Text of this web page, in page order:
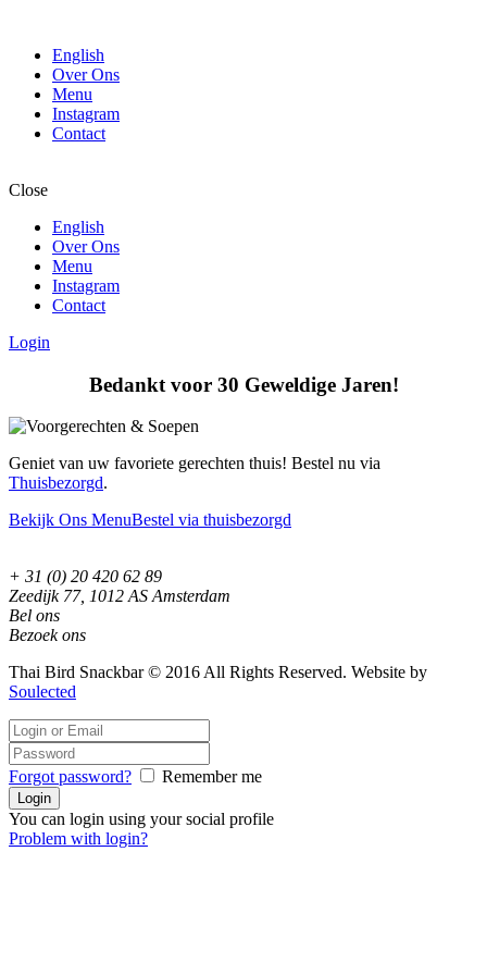
English
Over Ons
Menu
Instagram
Contact
Close
English
Over Ons
Menu
Instagram
Contact
Login
Bedankt voor 30 Geweldige Jaren!
Geniet van uw favoriete gerechten thuis! Bestel nu via
Thuisbezorgd.
Bekijk Ons MenuBestel via thuisbezorgd
+ 31 (0) 20 420 62 89
Zeedijk 77, 1012 AS Amsterdam
Bel ons
Bezoek ons
Thai Bird Snackbar © 2016 All Rights Reserved. Website by
Soulected
Forgot password? Remember me
You can login using your social profile
Problem with login?